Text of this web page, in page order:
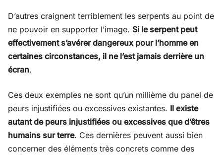
D’autres craignent terriblement les serpents au point de
ne pouvoir en supporter l’image. Si le serpent peut
effectivement s’avérer dangereux pour l’homme en
certaines circonstances, il ne l’est jamais derrière un
écran.
Ces deux exemples ne sont qu’un millième du panel de
peurs injustifiées ou excessives existantes. Il existe
autant de peurs injustifiées ou excessives que d’êtres
humains sur terre. Ces dernières peuvent aussi bien
concerner des éléments très concrets comme des